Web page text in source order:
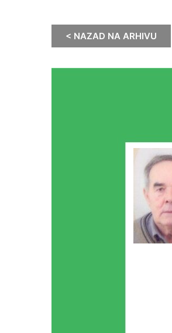
< NAZAD NA ARHIVU